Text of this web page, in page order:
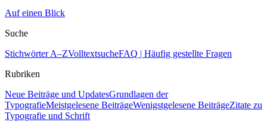
Auf einen Blick
Suche
Stichwörter A–ZVolltextsucheFAQ | Häufig gestellte Fragen
Rubriken
Neue Beiträge und UpdatesGrundlagen der
TypografieMeistgelesene BeiträgeWenigstgelesene BeiträgeZitate zu
Typografie und Schrift